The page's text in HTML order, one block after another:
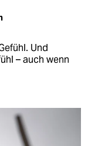
Und
– auch wenn